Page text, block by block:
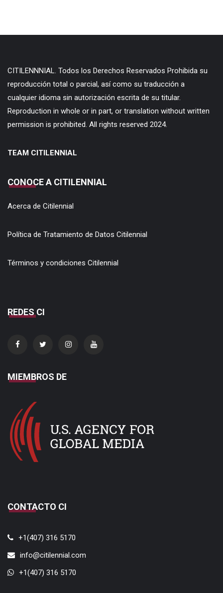
CITILENNNIAL. Todos los Derechos Reservados Prohibida su
reproducción total o parcial, así como su traducción a
cualquier idioma sin autorización escrita de su titular.
Reproduction in whole or in part, or translation without written
permission is prohibited. All rights reserved 2024.
TEAM CITILENNIAL
CONOCE A CITILENNIAL
Acerca de Citilennial
Política de Tratamiento de Datos Citilennial
Términos y condiciones Citilennial
REDES CI
MIEMBROS DE
CONTACTO CI
+1(407) 316 5170
info@citilennial.com
+1(407) 316 5170